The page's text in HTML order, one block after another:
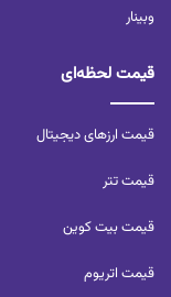
وبینار
قیمت لحظه‌ای
قیمت ارزهای دیجیتال
قیمت تتر
قیمت بیت کوین
قیمت اتریوم